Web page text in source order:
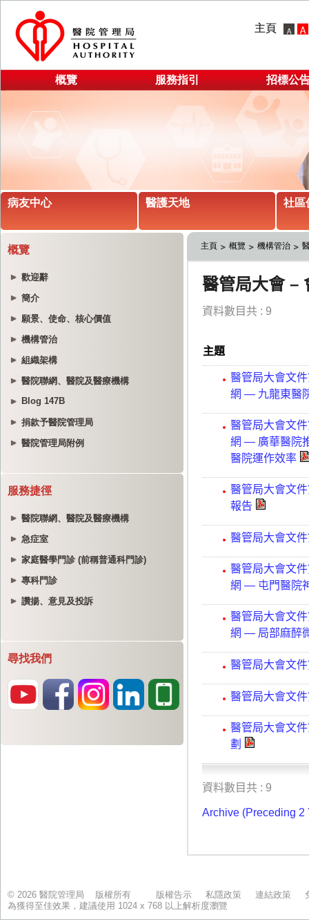
主頁
概覽 服務指引 招標公
病友中心 醫護天地 社區
概覽
歡迎辭
簡介
願景、使命、核心價值
機構管治
組織架構
醫院聯網、醫院及醫療機構
Blog 147B
捐款予醫院管理局
醫院管理局附例
服務捷徑
醫院聯網、醫院及醫療機構
急症室
家庭醫學門診 (前稱普通科門診)
專科門診
讚揚、意見及投訴
尋找我們
主頁 概覽 機構管治
© 2026 醫院管理局 版權所有 版權告示 私隱政策 連結政策
為獲得至佳效果，建議使用 1024 x 768 以上解析度瀏覽